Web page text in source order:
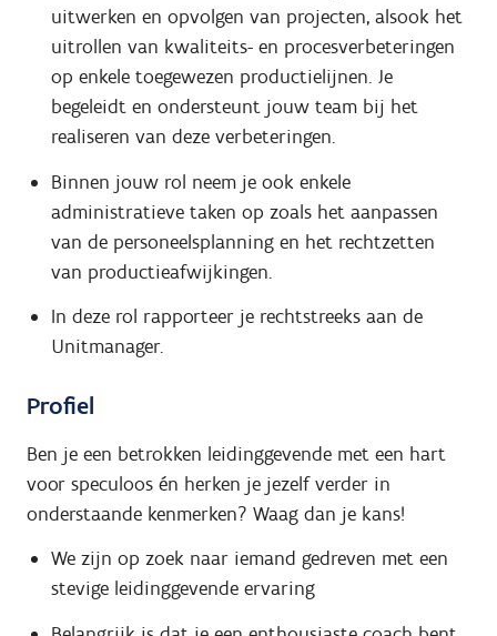
uitwerken en opvolgen van projecten, alsook het
uitrollen van kwaliteits- en procesverbeteringen
op enkele toegewezen productielijnen. Je
begeleidt en ondersteunt jouw team bij het
realiseren van deze verbeteringen.
Binnen jouw rol neem je ook enkele
administratieve taken op zoals het aanpassen
van de personeelsplanning en het rechtzetten
van productieafwijkingen.
In deze rol rapporteer je rechtstreeks aan de
Unitmanager.
Profiel
Ben je een betrokken leidinggevende met een hart
voor speculoos én herken je jezelf verder in
onderstaande kenmerken? Waag dan je kans!
We zijn op zoek naar iemand gedreven met een
stevige leidinggevende ervaring